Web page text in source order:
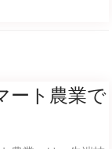
ート農業で